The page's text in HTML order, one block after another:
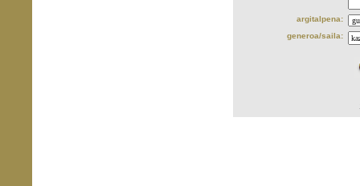
argitalpena:
generoa/saila: